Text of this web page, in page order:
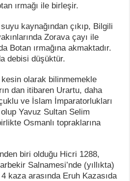
ırmağı ile birleşir.
kaynağından çıkıp, Bilgili
Zorava çayı ile
Botan ırmağına akmaktadır.
debisi düşüktür.
olarak bilinmemekle
dan itibaren Urartu, daha
ve İslam İmparatorlukları
Yavuz Sultan Selim
Osmanlı topraklarına
biri olduğu Hicri 1288,
Salnamesi’nde (yıllıkta)
4 kaza arasında Eruh Kazasıda